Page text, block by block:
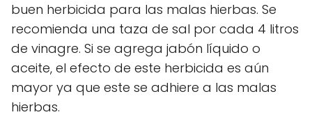
buen herbicida para las malas hierbas. Se
recomienda una taza de sal por cada 4 litros
de vinagre. Si se agrega jabón líquido o
aceite, el efecto de este herbicida es aún
mayor ya que este se adhiere a las malas
hierbas.